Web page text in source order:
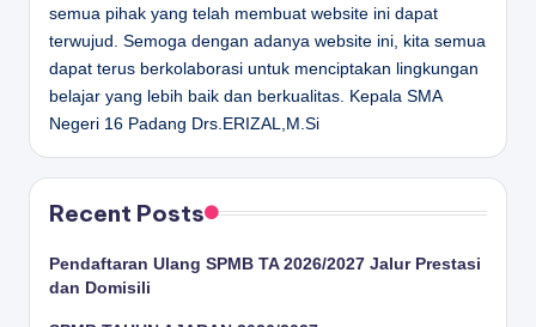
semua pihak yang telah membuat website ini dapat
terwujud. Semoga dengan adanya website ini, kita semua
dapat terus berkolaborasi untuk menciptakan lingkungan
belajar yang lebih baik dan berkualitas.
Kepala SMA
Negeri 16 Padang Drs.ERIZAL,M.Si
Recent Posts
Pendaftaran Ulang SPMB TA 2026/2027 Jalur Prestasi
dan Domisili